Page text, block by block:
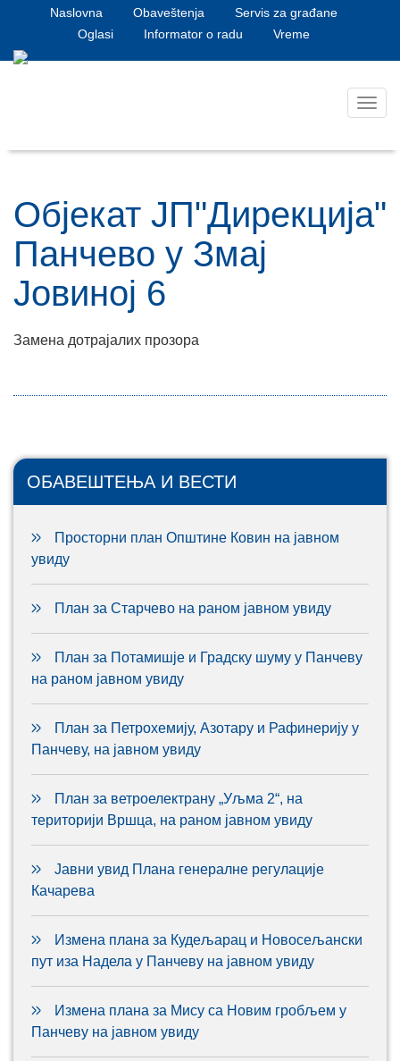
Naslovna Obaveštenja
Servis za građane
Oglasi
Informator o radu Vreme
Објекат ЈП"Дирекција"
Панчево у Змај
Јовиној 6
Замена дотрајалих прозора
ОБАВЕШТЕЊА И ВЕСТИ
Просторни план Општине Ковин на јавном
увиду
План за Старчево на раном јавном увиду
План за Потамишје и Градску шуму у Панчеву
на раном јавном увиду
План за Петрохемију, Азотару и Рафинерију у
Панчеву, на јавном увиду
План за ветроелектрану „Уљма 2“, на
територији Вршца, на раном јавном увиду
Јавни увид Плана генералне регулације
Качарева
Измена плана за Кудељарац и Новосељански
пут иза Надела у Панчеву на јавном увиду
Измена плана за Мису са Новим гробљем у
Панчеву на јавном увиду